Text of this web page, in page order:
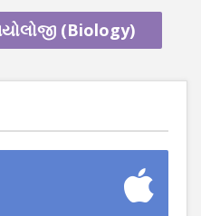
(Biology)